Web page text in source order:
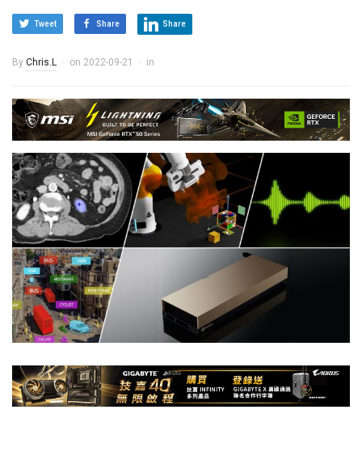
Tweet Share Share
By Chris.L on 2022-09-21 in